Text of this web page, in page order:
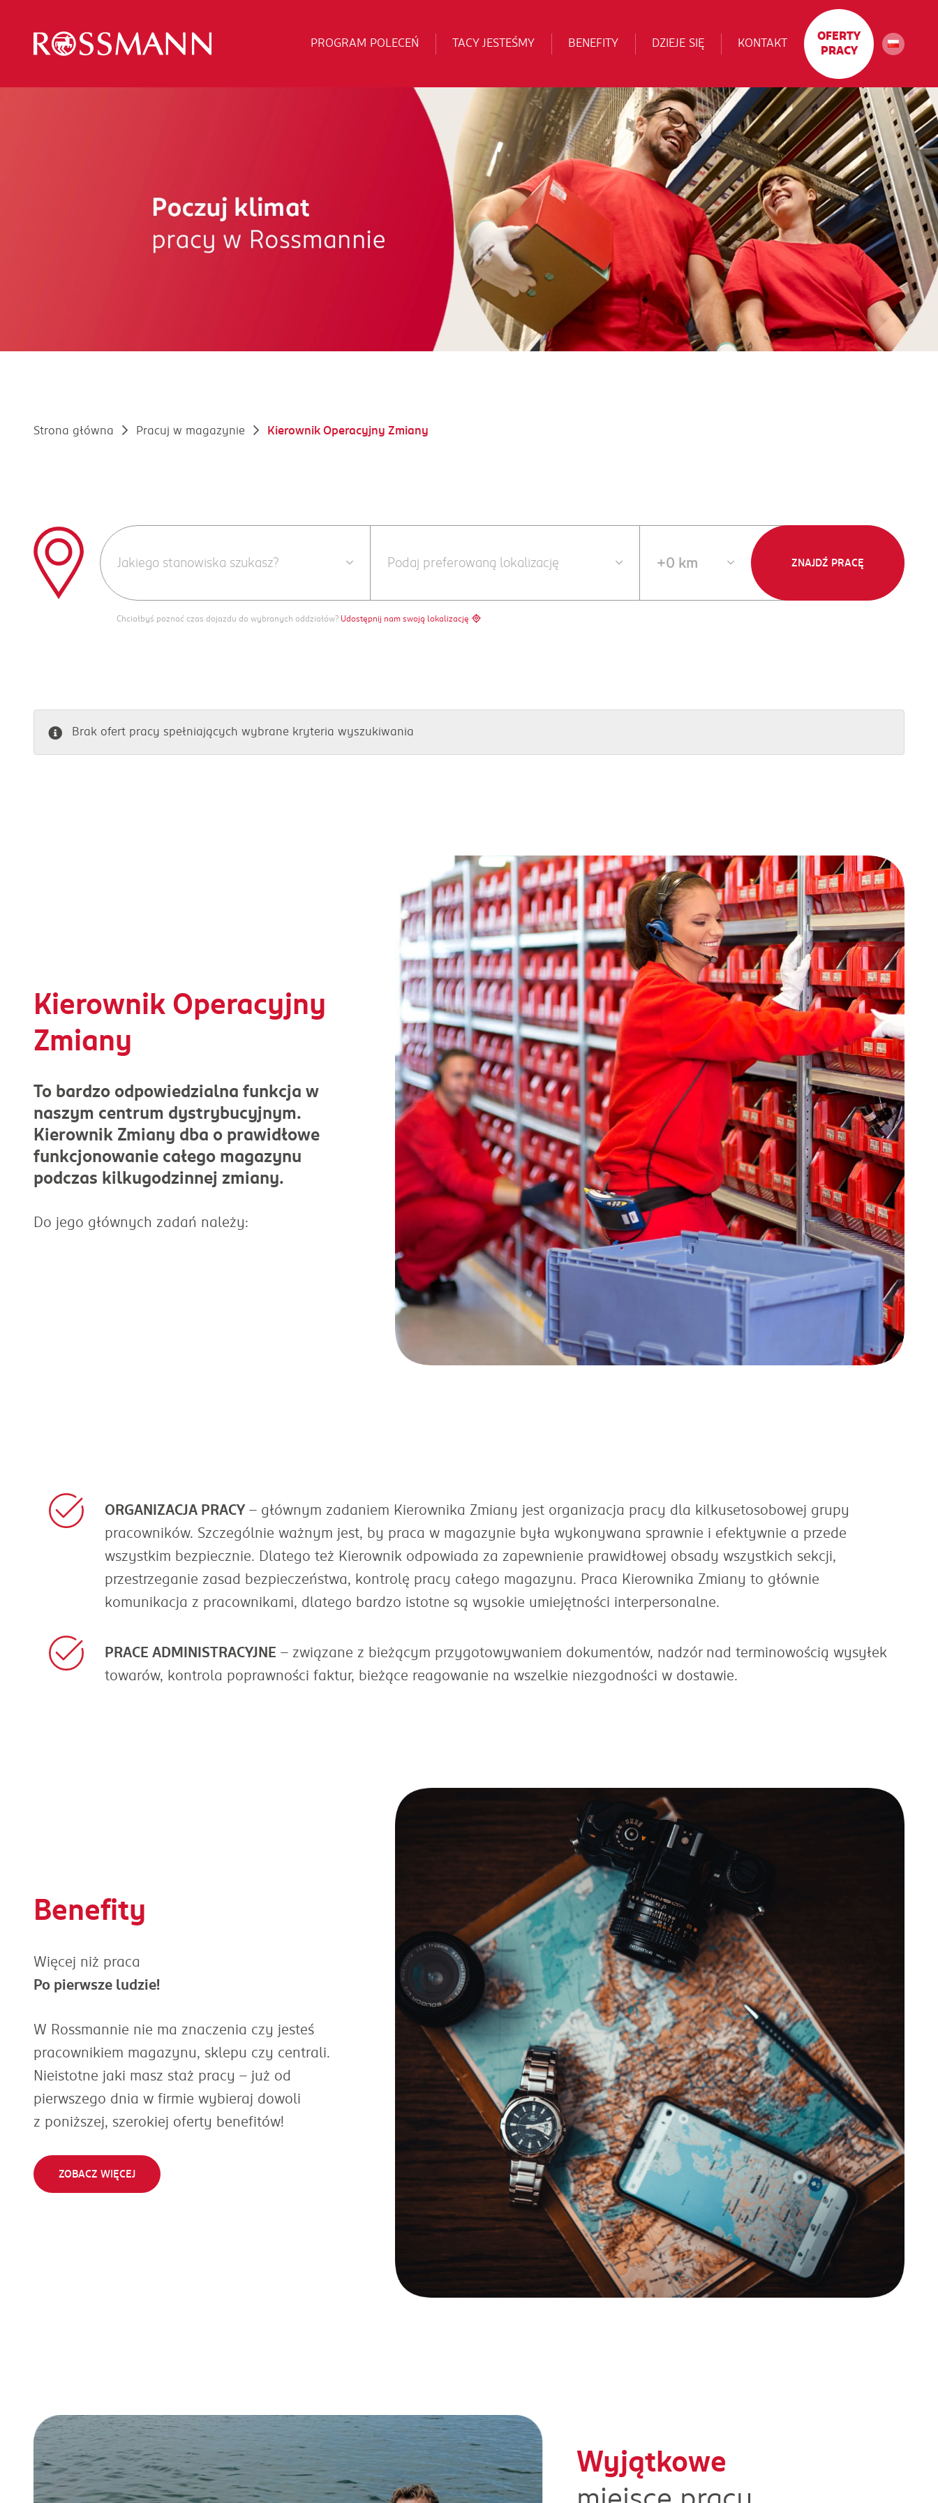
PROGRAM POLECEŃ TACY JESTEŚMY BENEFITY DZIEJE SIĘ KONTAKT
OFERTY
PRACY
Strona główna Pracuj w magazynie Kierownik Operacyjny Zmiany
+0 km ZNAJDŹ PRACĘ
Chciałbyś poznać czas dojazdu do wybranych oddziałów? Udostępnij nam swoją lokalizację
Brak ofert pracy spełniających wybrane kryteria wyszukiwania
Kierownik Operacyjny
Zmiany
To bardzo odpowiedzialna funkcja w
naszym centrum dystrybucyjnym.
Kierownik Zmiany dba o prawidłowe
funkcjonowanie całego magazynu
podczas kilkugodzinnej zmiany.
Do jego głównych zadań należy:
ORGANIZACJA PRACY– głównym zadaniem Kierownika Zmiany jest organizacja pracy dla kilkusetosobowej grupy
pracowników. Szczególnie ważnym jest, by praca w magazynie była wykonywana sprawnie i efektywnie a przede
wszystkim bezpiecznie. Dlatego też Kierownik odpowiada za zapewnienie prawidłowej obsady wszystkich sekcji,
przestrzeganie zasad bezpieczeństwa, kontrolę pracy całego magazynu. Praca Kierownika Zmiany to głównie
komunikacja z pracownikami, dlatego bardzo istotne są wysokie umiejętności interpersonalne.
PRACE ADMINISTRACYJNE – związane z bieżącym przygotowywaniem dokumentów, nadzór nad terminowością wysyłek
towarów, kontrola poprawności faktur, bieżące reagowanie na wszelkie niezgodności w dostawie.
Benefity
Więcej niż praca
Po pierwsze ludzie!
W Rossmannie nie ma znaczenia czy jesteś
pracownikiem magazynu, sklepu czy centrali.
Nieistotne jaki masz staż pracy – już od
pierwszego dnia w firmie wybieraj dowoli
z poniższej, szerokiej oferty benefitów!
ZOBACZ WIĘCEJ
Wyjątkowe